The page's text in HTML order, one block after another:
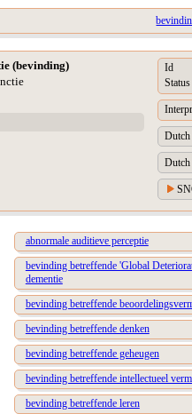
(bevinding)
Id
Status
Dutch
Dutch
abnormale auditieve perceptie
bevinding betreffende 'Global
dementie
bevinding betreffende
bevinding betreffende denken
bevinding betreffende geheugen
bevinding betreffende intellectueel
bevinding betreffende leren